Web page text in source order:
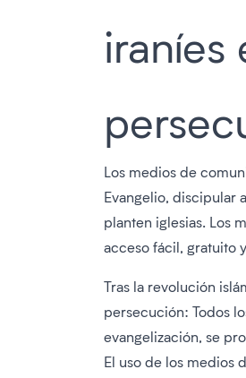
iraníes
Los medios de
Evangelio, discipular
planten iglesias. Los
acceso fácil, gratuito
Tras la revolución
persecución: Todos
evangelización, se
El uso de los medios